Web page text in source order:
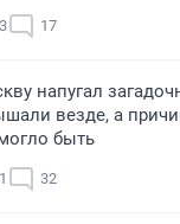
17
напугал
везде, а
быть
32